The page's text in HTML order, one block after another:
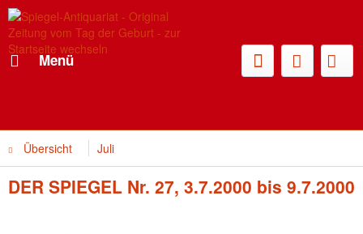
Menü
Übersicht Juli
DER SPIEGEL Nr. 27, 3.7.2000 bis 9.7.2000